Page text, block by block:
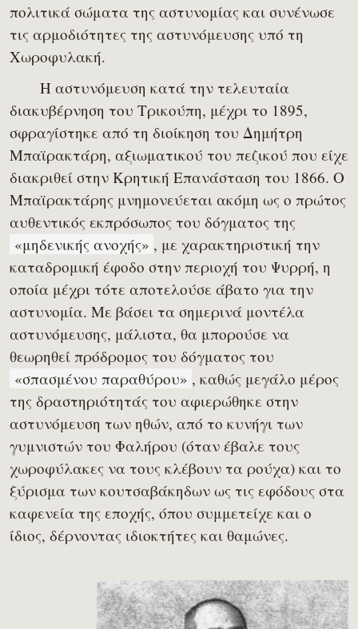
πολιτικά σώματα της αστυνομίας και συνένωσε
τις αρμοδιότητες της αστυνόμευσης υπό τη
Χωροφυλακή.
Η αστυνόμευση κατά την τελευταία
διακυβέρνηση του Τρικούπη, μέχρι το 1895,
σφραγίστηκε από τη διοίκηση του Δημήτρη
Μπαϊρακτάρη, αξιωματικού του πεζικού που είχε
διακριθεί στην Κρητική Επανάσταση του 1866. Ο
Μπαϊρακτάρης μνημονεύεται ακόμη ως ο πρώτος
αυθεντικός εκπρόσωπος του δόγματος της
«μηδενικής ανοχής» , με χαρακτηριστική την
καταδρομική έφοδο στην περιοχή του Ψυρρή, η
οποία μέχρι τότε αποτελούσε άβατο για την
αστυνομία. Με βάσει τα σημερινά μοντέλα
αστυνόμευσης, μάλιστα, θα μπορούσε να
θεωρηθεί πρόδρομος του δόγματος του
«σπασμένου παραθύρου» , καθώς μεγάλο μέρος
της δραστηριότητάς του αφιερώθηκε στην
αστυνόμευση των ηθών, από το κυνήγι των
γυμνιστών του Φαλήρου (όταν έβαλε τους
χωροφύλακες να τους κλέβουν τα ρούχα) και το
ξύρισμα των κουτσαβάκηδων ως τις εφόδους στα
καφενεία της εποχής, όπου συμμετείχε και ο
ίδιος, δέρνοντας ιδιοκτήτες και θαμώνες.